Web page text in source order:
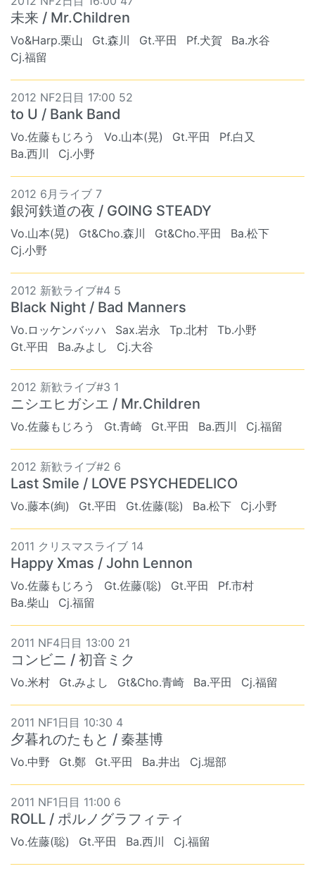
未来 / Mr.Children
Vo&Harp.栗山 Gt.森川 Gt.平田 Pf.犬賀
Ba.水谷
Cj.福留
2012 NF2日目 17:00 52
to U / Bank Band
Vo.佐藤もじろう Vo.山本(晃) Gt.平田
Pf.白又
Ba.西川
Cj.小野
2012 6月ライブ 7
銀河鉄道の夜 / GOING STEADY
Vo.山本(晃) Gt&Cho.森川 Gt&Cho.平田
Ba.松下
Cj.小野
2012 新歓ライブ#4 5
Black Night / Bad Manners
Vo.ロッケンバッハ Sax.岩永 Tp.北村
Tb.小野
Gt.平田
Ba.みよし Cj.大谷
2012 新歓ライブ#3 1
ニシエヒガシエ / Mr.Children
Vo.佐藤もじろう Gt.青崎 Gt.平田 Ba.西川 Cj.福留
2012 新歓ライブ#2 6
Last Smile / LOVE PSYCHEDELICO
Vo.藤本(絢) Gt.平田 Gt.佐藤(聡) Ba.松下 Cj.小野
2011 クリスマスライブ 14
Happy Xmas / John Lennon
Vo.佐藤もじろう Gt.佐藤(聡) Gt.平田
Pf.市村
Ba.柴山
Cj.福留
2011 NF4日目 13:00 21
コンビニ / 初音ミク
Vo.米村 Gt.みよし Gt&Cho.青崎 Ba.平田 Cj.福留
2011 NF1日目 10:30 4
夕暮れのたもと / 秦基博
Vo.中野 Gt.鄭 Gt.平田 Ba.井出 Cj.堀部
2011 NF1日目 11:00 6
ROLL / ポルノグラフィティ
Vo.佐藤(聡) Gt.平田 Ba.西川 Cj.福留